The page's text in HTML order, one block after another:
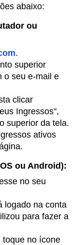
abaixo:
ou
.
superior
o seu e-mail e
clicar
Ingressos",
superior da tela.
ativos
ou Android):
no seu
logado na conta
para fazer a
toque no ícone